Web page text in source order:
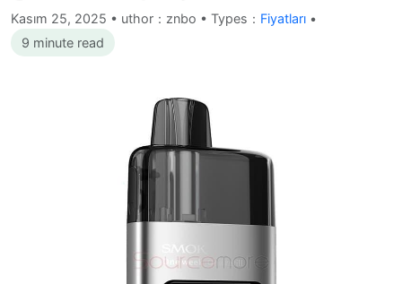
Kasım 25, 2025 • uthor：znbo • Types： Fiyatları •
9 minute read